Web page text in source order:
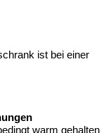
ist bei einer
warm gehalten